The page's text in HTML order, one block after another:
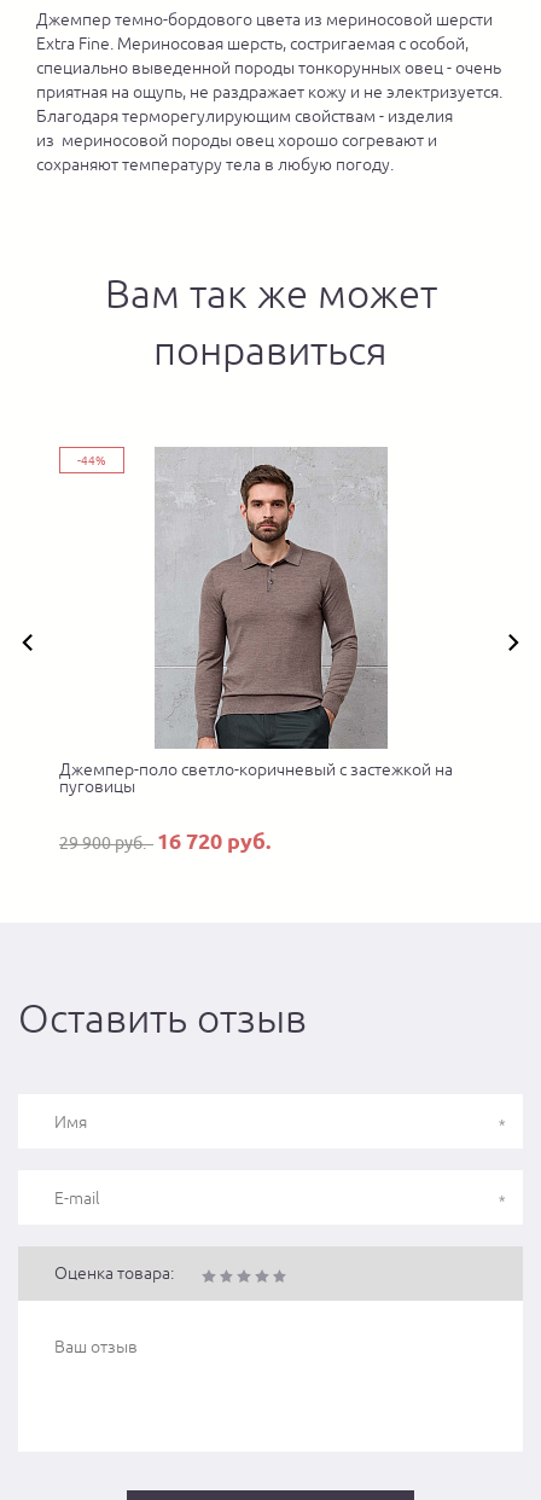
Джемпер темно-бордового цвета из мериносовой шерсти
Extra Fine. Мериносовая шерсть, состригаемая с особой,
специально выведенной породы тонкорунных овец - очень
приятная на ощупь, не раздражает кожу и не электризуется.
Благодаря терморегулирующим свойствам - изделия
из мериносовой породы овец хорошо согревают и
сохраняют температуру тела в любую погоду.
Вам так же может
понравиться
-44%
Джемпер-поло светло-коричневый с застежкой на
пуговицы
29 900 руб. 16 720 руб.
Оставить отзыв
Оценка товара: